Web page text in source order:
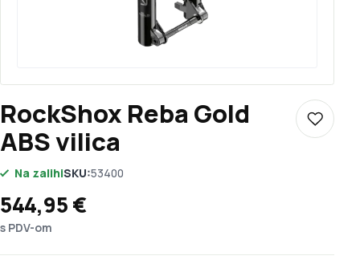
RockShox Reba Gold
ABS vilica
Dodaj
Na zalihiSKU:53400
544,95€
s PDV-om